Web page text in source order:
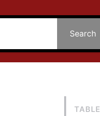
Search